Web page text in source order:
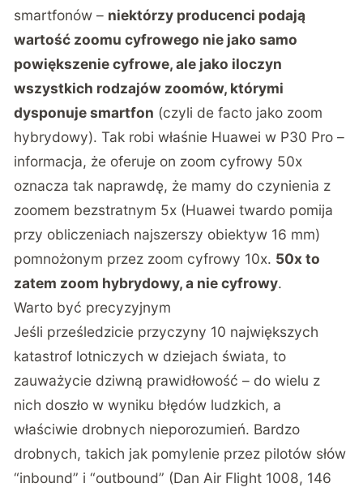
smartfonów – niektórzy producenci podają
wartość zoomu cyfrowego nie jako samo
powiększenie cyfrowe, ale jako iloczyn
wszystkich rodzajów zoomów, którymi
dysponuje smartfon (czyli de facto jako zoom
hybrydowy). Tak robi właśnie Huawei w P30 Pro –
informacja, że oferuje on zoom cyfrowy 50x
oznacza tak naprawdę, że mamy do czynienia z
zoomem bezstratnym 5x (Huawei twardo pomija
przy obliczeniach najszerszy obiektyw 16 mm)
pomnożonym przez zoom cyfrowy 10x. 50x to
zatem zoom hybrydowy, a nie cyfrowy.
Warto być precyzyjnym
Jeśli prześledzicie przyczyny 10 największych
katastrof lotniczych w dziejach świata, to
zauważycie dziwną prawidłowość – do wielu z
nich doszło w wyniku błędów ludzkich, a
właściwie drobnych nieporozumień. Bardzo
drobnych, takich jak pomylenie przez pilotów słów
“inbound” i “outbound” (Dan Air Flight 1008, 146